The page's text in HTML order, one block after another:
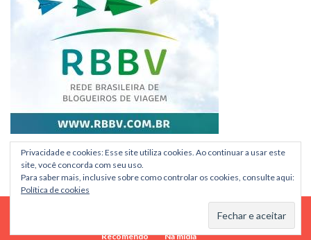
Consultoria Estudar na Holanda
Sobre
Recomendo
Na mídia
Privacidade e cookies: Esse site utiliza cookies. Ao continuar a usar este
site, você concorda com seu uso.
Para saber mais, inclusive sobre como controlar os cookies, consulte aqui:
Política de cookies